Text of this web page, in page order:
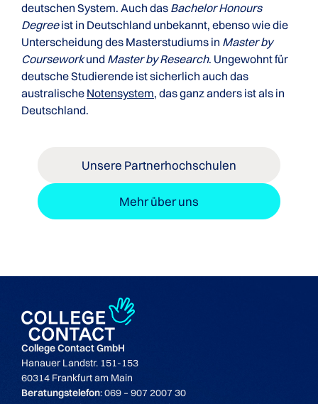
deutschen System. Auch das Bachelor Honours
Degreeist in Deutschland unbekannt, ebenso wie die
Unterscheidung des Masterstudiums in Master by
Courseworkund Master by Research. Ungewohnt für
deutsche Studierende ist sicherlich auch das
australische Notensystem, das ganz anders ist als in
Deutschland.
Unsere Partnerhochschulen
Mehr über uns
College Contact GmbH
Hanauer Landstr. 151-153
60314 Frankfurt am Main
Beratungstelefon: 069 – 907 2007 30